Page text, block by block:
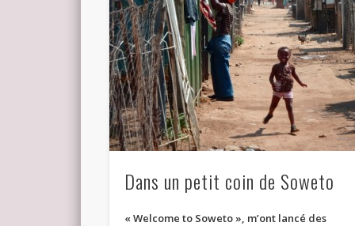
Dans un petit coin de Soweto
« Welcome to Soweto », m’ont lancé des